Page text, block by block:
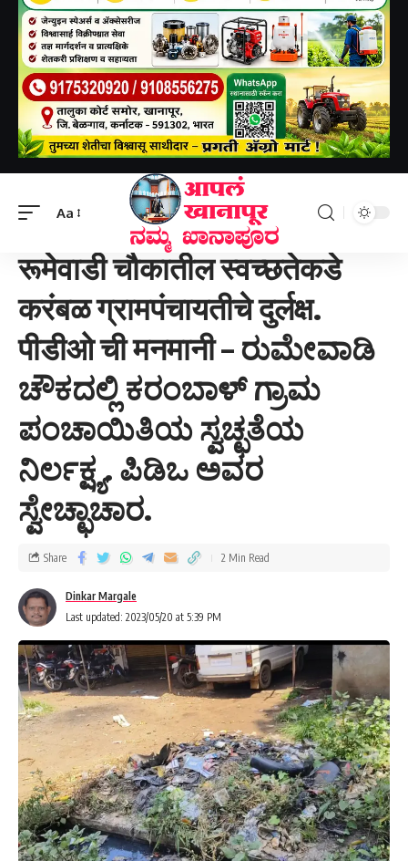
Aa
खानापूर तालुका>रूमेवाडी चौकातील स्वच्छतेकडे करंबळ ग्रामपंचायतीचे दुर्लक्ष. पीडीओ ची मनमानी – ರುಮೇವಾಡಿ ಚೌಕದಲ್ಲಿ ಕರಂಬಾಳ್ ಗ್ರಾಮ ಪಂಚಾಯಿತಿಯ ಸ್ವಚ್ಛತೆಯ ನಿರ್ಲಕ್ಷ್ಯ. ಪಿಡಿಒ ಅವರ ಸ್ವೇಚ್ಛಾಚಾರ.
रूमेवाडी चौकातील स्वच्छतेकडे
करंबळ ग्रामपंचायतीचे दुर्लक्ष.
पीडीओ ची मनमानी – ರುಮೇವಾಡಿ
ಚೌಕದಲ್ಲಿ ಕರಂಬಾಳ್ ಗ್ರಾಮ
ಪಂಚಾಯಿತಿಯ ಸ್ವಚ್ಛತೆಯ
ನಿರ್ಲಕ್ಷ್ಯ. ಪಿಡಿಒ ಅವರ
ಸ್ವೇಚ್ಛಾಚಾರ.
Last updated: 2023/05/20 at 5:39 PM
Dinkar Margale
Share 2 Min Read